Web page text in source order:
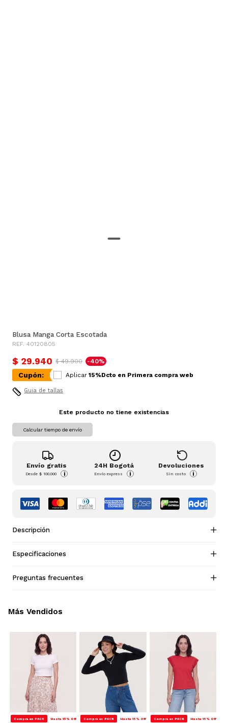
Blusa Manga Corta Escotada
REF. 40120805
$ 29.940 $ 49.900 -40%
Cupón: Aplicar 15%Dcto en Primera compra web
Guia de tallas
Este producto no tiene existencias
Calcular tiempo de envío
Envío gratis
Desde$ 100.000 i
24H Bogotá
Envío express i
Devoluciones
Sin costo i
Descripción
Especificaciones
Preguntas frecuentes
Compra en PACK Hasta 15% Off Compra en PACK Hasta 15% Off Compra en PACK Hasta 15% Off
Más Vendidos